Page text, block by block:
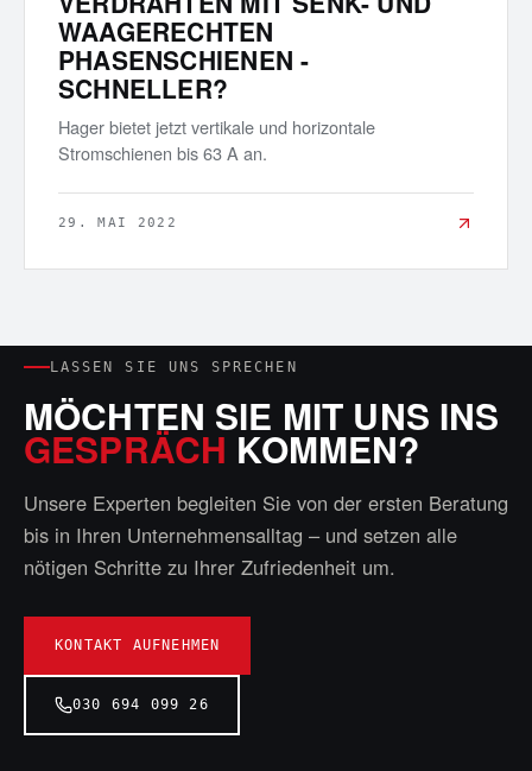
WAAGERECHTEN
PHASENSCHIENEN -
SCHNELLER?
Hager bietet jetzt vertikale und horizontale
Stromschienen bis 63 A an.
29. MAI 2022
LASSEN SIE UNS SPRECHEN
MÖCHTEN SIE MIT UNS INS
GESPRÄCH KOMMEN?
Unsere Experten begleiten Sie von der ersten Beratung
bis in Ihren Unternehmensalltag – und setzen alle
nötigen Schritte zu Ihrer Zufriedenheit um.
KONTAKT AUFNEHMEN
030 694 099 26